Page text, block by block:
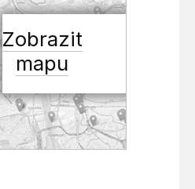
Zobrazit
mapu